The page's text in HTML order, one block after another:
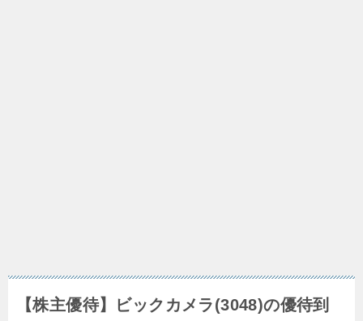
【株主優待】ビックカメラ(3048)の優待到